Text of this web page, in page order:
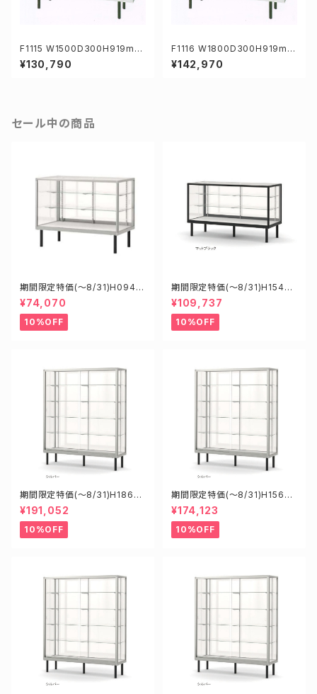
F1115 W1500D300H919mm
業務用ガラスケース ショーケー
ス
¥130,790
F1116 W1800D300H919mm
業務用ガラスケース ショーケー
ス
¥142,970
セール中の商品
期間限定特価(～8/31)H0945
0S W900D450H900mm 新
型業務用ガラスケース ショーケ
ース
¥74,070
10%OFF
期間限定特価(～8/31)H15450
B W1500D450H900mm 新
型業務用ガラスケース ショーケ
ース
¥109,737
10%OFF
期間限定特価(～8/31)H1860
8S W1800D6000H1800mm
新型業務用ガラスケース ショー
ケース
¥191,052
10%OFF
期間限定特価(～8/31)H15608
S W1500D600H1800mm 新
型業務用ガラスケース ショーケ
ース
¥174,123
10%OFF